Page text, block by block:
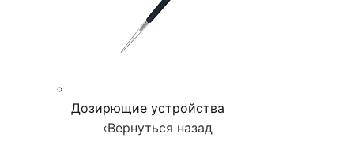
Дозирющие устройства
‹Вернуться назад